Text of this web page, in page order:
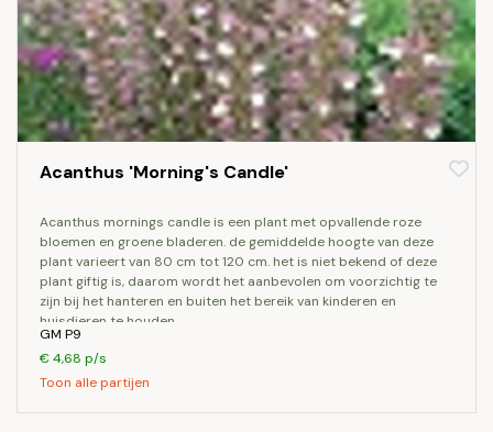
Acanthus 'Morning's Candle'
acanthus mornings candle is een plant met opvallende roze
bloemen en groene bladeren. de gemiddelde hoogte van deze
plant varieert van 80 cm tot 120 cm. het is niet bekend of deze
plant giftig is, daarom wordt het aanbevolen om voorzichtig te
zijn bij het hanteren en buiten het bereik van kinderen en
huisdieren te houden.
GM P9
€ 4,68 p/s
Toon alle partijen